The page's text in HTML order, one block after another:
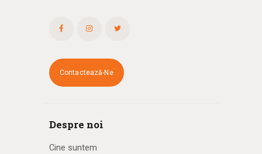
Contactează-Ne
Despre noi
Cine suntem